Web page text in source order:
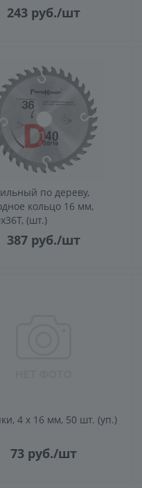
243руб./шт
по дереву,
кольцо 16 мм,
(шт.)
387руб./шт
4 х 16 мм, 50 шт. (уп.)
73руб./шт